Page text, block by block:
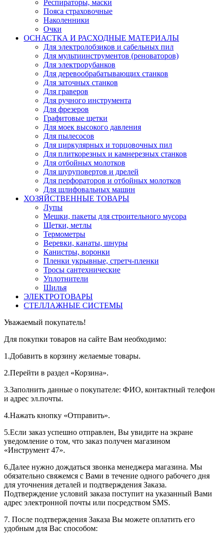
Респираторы, маски
Пояса страховочные
Наколенники
Очки
ОСНАСТКА И РАСХОДНЫЕ МАТЕРИАЛЫ
Для электролобзиков и сабельных пил
Для мультиинструментов (реноваторов)
Для электрорубанков
Для деревообрабатывающих станков
Для заточных станков
Для граверов
Для ручного инструмента
Для фрезеров
Графитовые щетки
Для моек высокого давления
Для пылесосов
Для циркулярных и торцовочных пил
Для плиткорезных и камнерезных станков
Для отбойных молотков
Для шуруповертов и дрелей
Для перфораторов и отбойных молотков
Для шлифовальных машин
ХОЗЯЙСТВЕННЫЕ ТОВАРЫ
Лупы
Мешки, пакеты для строительного мусора
Щетки, метлы
Термометры
Веревки, канаты, шнуры
Канистры, воронки
Пленки укрывные, стретч-пленки
Тросы сантехнические
Уплотнители
Шилья
ЭЛЕКТРОТОВАРЫ
СТЕЛЛАЖНЫЕ СИСТЕМЫ
Уважаемый покупатель!
Для покупки товаров на сайте Вам необходимо:
1.Добавить в корзину желаемые товары.
2.Перейти в раздел «Корзина».
3.Заполнить данные о покупателе: ФИО, контактный телефон
и адрес эл.почты.
4.Нажать кнопку «Отправить».
5.Если заказ успешно отправлен, Вы увидите на экране
уведомление о том, что заказ получен магазином
«Инструмент 47».
6.Далее нужно дождаться звонка менеджера магазина. Мы
обязательно свяжемся с Вами в течение одного рабочего дня
для уточнения деталей и подтверждения Заказа.
Подтверждение условий заказа поступит на указанный Вами
адрес электронной почты или посредством SMS.
7. После подтверждения Заказа Вы можете оплатить его
удобным для Вас способом: